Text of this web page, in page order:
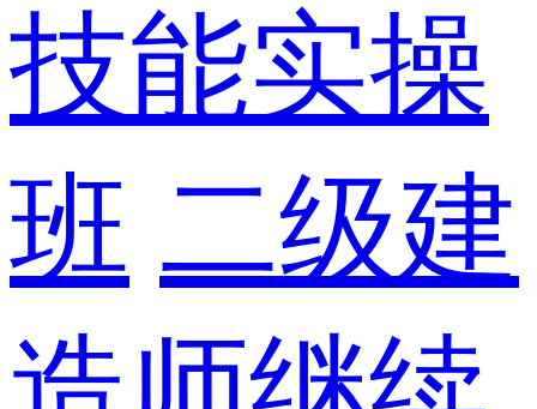
技能实操
班 二级建